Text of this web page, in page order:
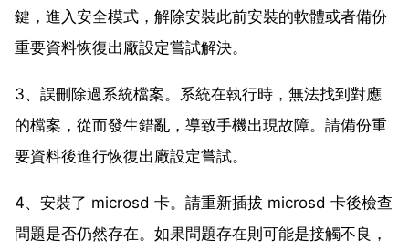
鍵，進入安全模式，解除安裝此前安裝的軟體或者備份
重要資料恢復出廠設定嘗試解決。
3、誤刪除過系統檔案。系統在執行時，無法找到對應
的檔案，從而發生錯亂，導致手機出現故障。請備份重
要資料後進行恢復出廠設定嘗試。
4、安裝了 microsd 卡。請重新插拔 microsd 卡後檢查
問題是否仍然存在。如果問題存在則可能是接觸不良，